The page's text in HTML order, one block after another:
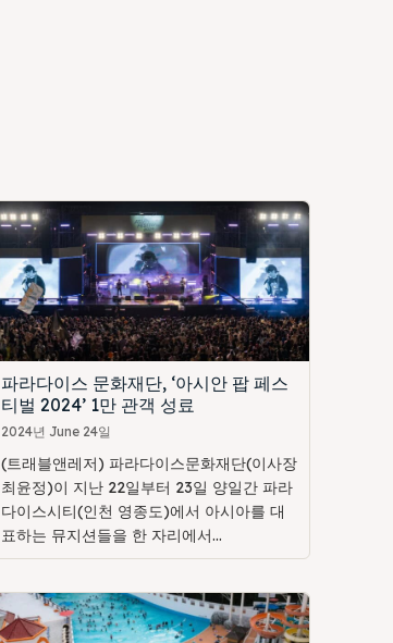
파라다이스 문화재단, ‘아시안 팝 페스
티벌 2024’ 1만 관객 성료
2024년 June 24일
(트래블앤레저) 파라다이스문화재단(이사장
최윤정)이 지난 22일부터 23일 양일간 파라
다이스시티(인천 영종도)에서 아시아를 대
표하는 뮤지션들을 한 자리에서...